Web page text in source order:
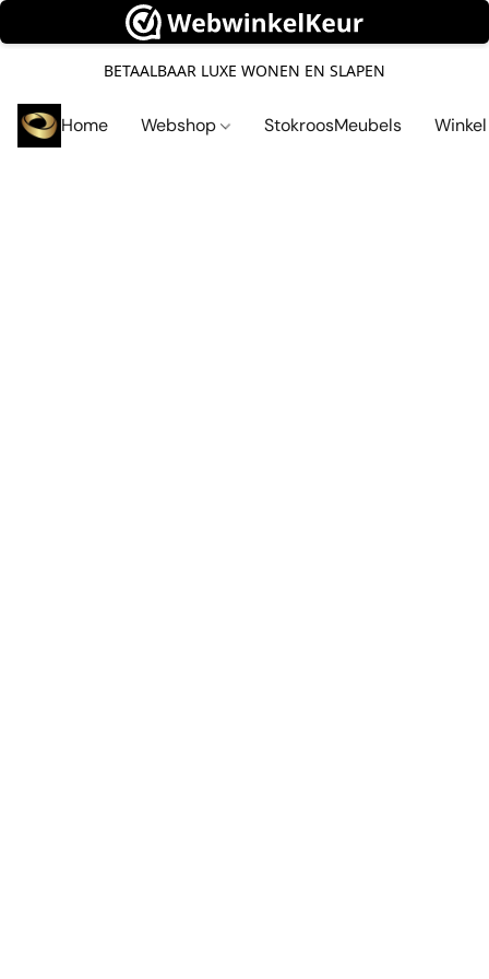
BETAALBAAR LUXE WONEN EN SLAPEN
Home Webshop StokroosMeubels